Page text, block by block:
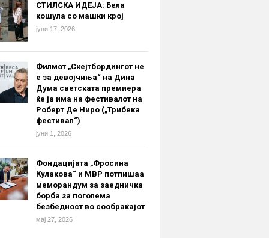
СТИЛСКА ИДЕЈА: Бела
кошула со машки крој
јуни 17, 2026
Филмот „Скејтбордингот не
е за девојчиња“ на Дина
Дума светската премиера
ќе ја има на фестивалот на
Роберт Де Ниро („Трибека
фестивал“)
јуни 1, 2026
Фондацијата „Фросина
Кулакова“ и МВР потпишаа
меморандум за заедничка
борба за поголема
безбедност во сообраќајот
мај 27, 2026